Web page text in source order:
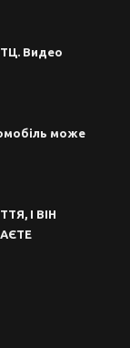
ТЦ. Видео
може
І ВІН